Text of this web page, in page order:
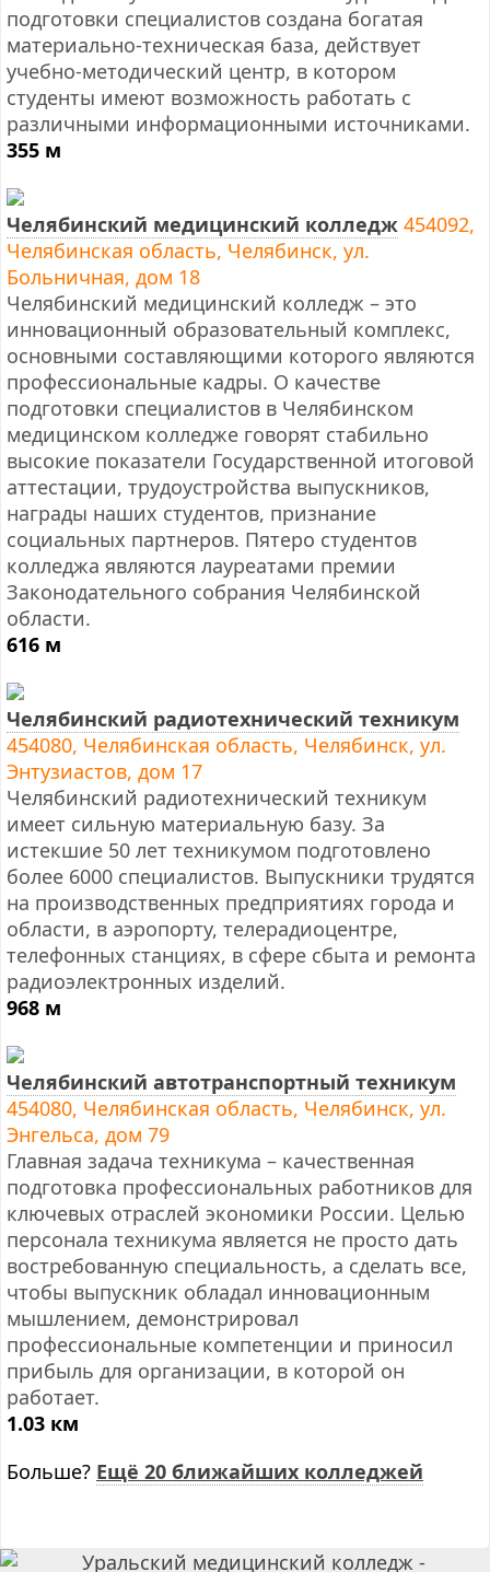
подготовки специалистов создана богатая
материально-техническая база, действует
учебно-методический центр, в котором
студенты имеют возможность работать с
различными информационными источниками.
355 м
Челябинский медицинский колледж 454092,
Челябинская область, Челябинск, ул.
Больничная, дом 18
Челябинский медицинский колледж – это
инновационный образовательный комплекс,
основными составляющими которого являются
профессиональные кадры. О качестве
подготовки специалистов в Челябинском
медицинском колледже говорят стабильно
высокие показатели Государственной итоговой
аттестации, трудоустройства выпускников,
награды наших студентов, признание
социальных партнеров. Пятеро студентов
колледжа являются лауреатами премии
Законодательного собрания Челябинской
области.
616 м
Челябинский радиотехнический техникум
454080, Челябинская область, Челябинск, ул.
Энтузиастов, дом 17
Челябинский радиотехнический техникум
имеет сильную материальную базу. За
истекшие 50 лет техникумом подготовлено
более 6000 специалистов. Выпускники трудятся
на производственных предприятиях города и
области, в аэропорту, телерадиоцентре,
телефонных станциях, в сфере сбыта и ремонта
радиоэлектронных изделий.
968 м
Челябинский автотранспортный техникум
454080, Челябинская область, Челябинск, ул.
Энгельса, дом 79
Главная задача техникума – качественная
подготовка профессиональных работников для
ключевых отраслей экономики России. Целью
персонала техникума является не просто дать
востребованную специальность, а сделать все,
чтобы выпускник обладал инновационным
мышлением, демонстрировал
профессиональные компетенции и приносил
прибыль для организации, в которой он
работает.
1.03 км
Больше? Ещё 20 ближайших колледжей